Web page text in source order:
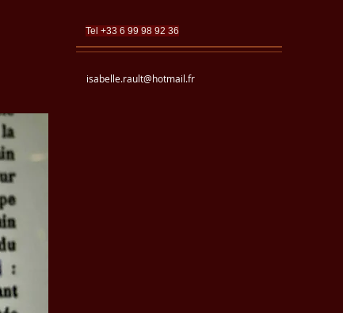
Tel +33 6 99 98 92 36
isabelle.rault@hotmail.fr